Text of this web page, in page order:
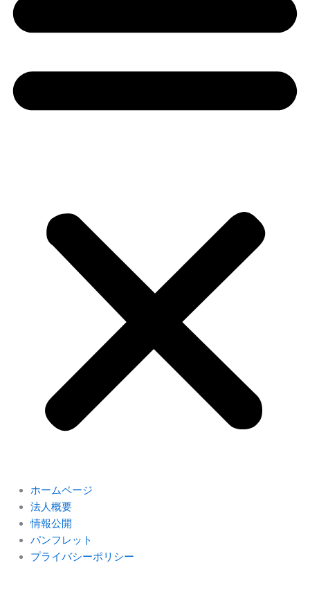
ホームページ
法人概要
情報公開
パンフレット
プライバシーポリシー